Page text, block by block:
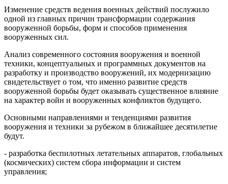
Изменение средств ведения военных действий послужило
одной из главных причин трансформации содержания
вооруженной борьбы, форм и способов применения
вооруженных сил.
Анализ современного состояния вооружения и военной
техники, концептуальных и программных документов на
разработку и производство вооружений, их модернизацию
свидетельствует о том, что именно развитие средств
вооруженной борьбы будет оказывать существенное влияние
на характер войн и вооруженных конфликтов будущего.
Основными направлениями и тенденциями развития
вооружения и техники за рубежом в ближайшее десятилетие
будут.
- разработка беспилотных летательных аппаратов, глобальных
(космических) систем сбора информации и систем
управления;